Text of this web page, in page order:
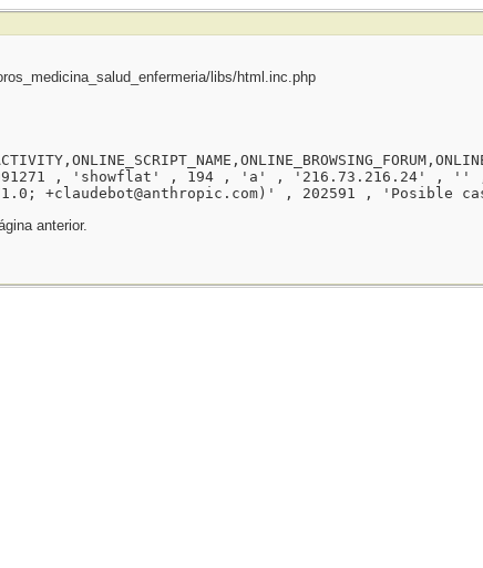
libs/html.inc.php
, 'showflat' , 194 , 'a' , '216.73.216.24' , '' ,
+claudebot@anthropic.com)' , 202591 , 'Posible
anterior.